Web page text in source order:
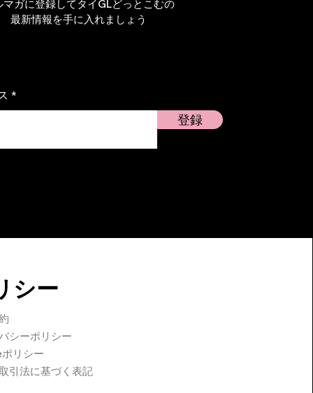
マガに登録してタイGLどっとこむの
最新情報を手に入れましょう
登録
シー
シーポリシー
リシー
引法に基づく表記